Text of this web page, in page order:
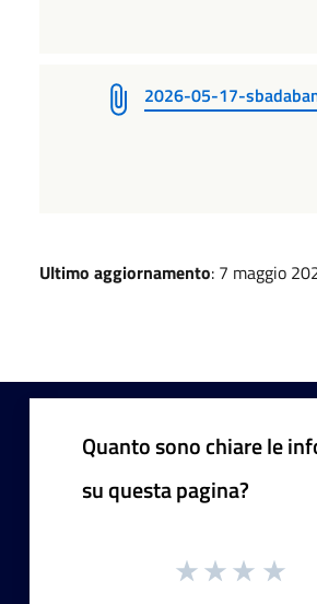
2026-05-17-
Ultimo aggiornamento: 7 maggio
Quanto sono chiare le
su questa pagina?